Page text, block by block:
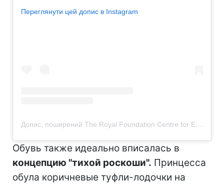
Переглянути цей допис в Instagram
Допис, поширений The Royal Foundation Centre for Early Childhood (@earlychildhood)
Обувь также идеально вписалась в
концепцию "тихой роскоши". Принцесса
обула коричневые туфли-лодочки на